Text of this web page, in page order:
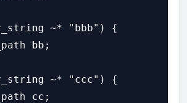
~* "bbb") {
bb;
~* "ccc") {
cc;